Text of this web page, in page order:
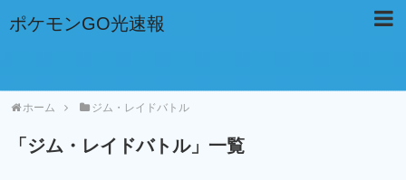
ポケモンGO光速報
ホーム ジム・レイドバトル
「 ジム・レイドバトル」 一覧